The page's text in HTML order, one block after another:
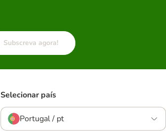
Subscreva agora!
Selecionar país
Portugal / pt